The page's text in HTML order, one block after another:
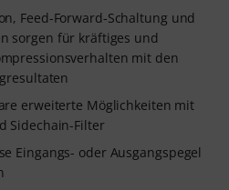
Feed-Forward-Schaltung und
sorgen für kräftiges und
mit den
erweiterte Möglichkeiten mit
Sidechain-Filter
Eingangs- oder Ausgangspegel